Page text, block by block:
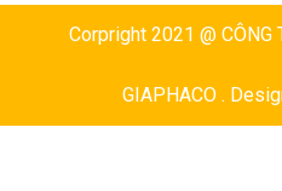
Corpright 2021 @ CÔNG
GIAPHACO .